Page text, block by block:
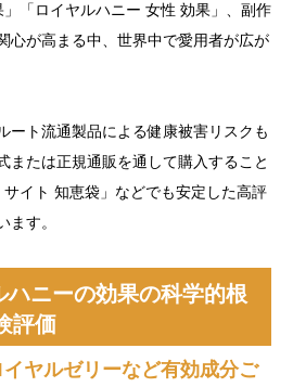
」「ロイヤルハニー 女性 効果」、副作
心が高まる中、世界中で愛用者が広が
ート流通製品による健康被害リスクも
または正規通販を通して購入すること
イト 知恵袋」などでも安定した高評
ます。
ニーの効果の科学的根
評価
イヤルゼリーなど有効成分ご